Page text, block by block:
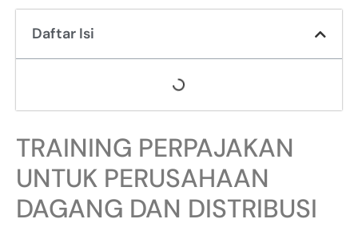
Daftar Isi
TRAINING PERPAJAKAN
UNTUK PERUSAHAAN
DAGANG DAN DISTRIBUSI